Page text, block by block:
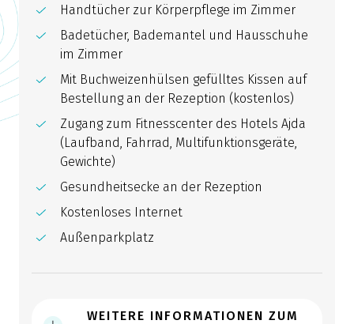
Handtücher zur Körperpflege im Zimmer
Badetücher, Bademantel und Hausschuhe
im Zimmer
Mit Buchweizenhülsen gefülltes Kissen auf
Bestellung an der Rezeption (kostenlos)
Zugang zum Fitnesscenter des Hotels Ajda
(Laufband, Fahrrad, Multifunktionsgeräte,
Gewichte)
Gesundheitsecke an der Rezeption
Kostenloses Internet
Außenparkplatz
WEITERE INFORMATIONEN ZUM